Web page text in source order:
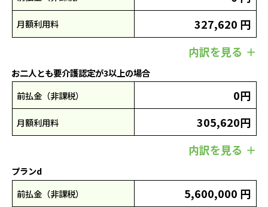
月額利用料
327,620 円
内訳を見る
お二人とも要介護認定が3以上の場合
前払金（非課税）
0円
月額利用料
305,620円
内訳を見る
プランd
前払金（非課税）
5,600,000 円